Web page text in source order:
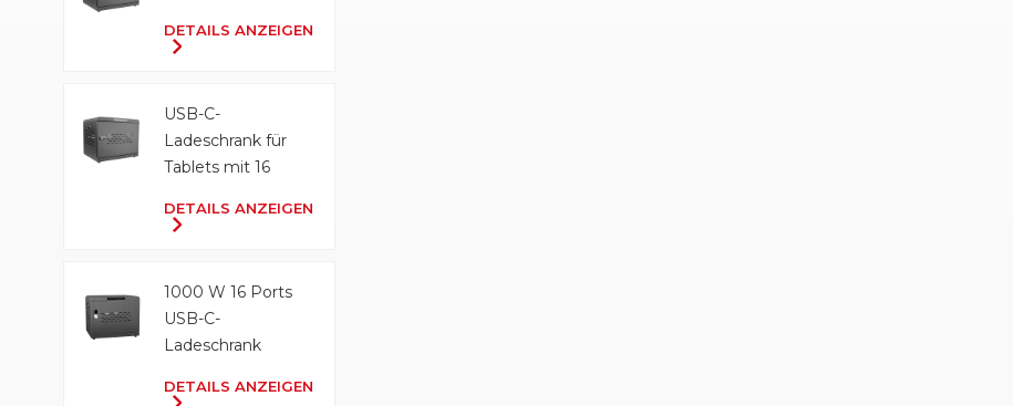
DETAILS ANZEIGEN
USB-C-
Ladeschrank für
Tablets mit 16
500 W
DETAILS ANZEIGEN
1000 W 16 Ports
USB-C-
Ladeschrank
DETAILS ANZEIGEN